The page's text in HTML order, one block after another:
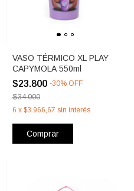
VASO TÉRMICO XL PLAY
CAPYMOLA 550ml
$23.800 -30% OFF
$34.000
6 x $3.966,67 sin interés
Comprar